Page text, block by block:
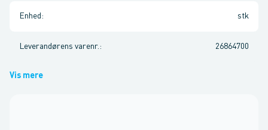
Enhed : stk
Leverandørens varenr. : 26864700
Vis mere